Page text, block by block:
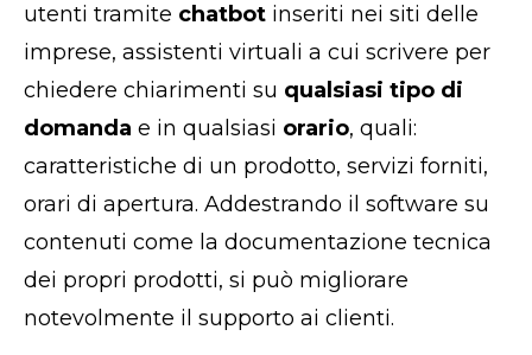
utenti tramite chatbot inseriti nei siti delle
imprese, assistenti virtuali a cui scrivere per
chiedere chiarimenti su qualsiasi tipo di
domanda e in qualsiasi orario, quali:
caratteristiche di un prodotto, servizi forniti,
orari di apertura. Addestrando il software su
contenuti come la documentazione tecnica
dei propri prodotti, si può migliorare
notevolmente il supporto ai clienti.